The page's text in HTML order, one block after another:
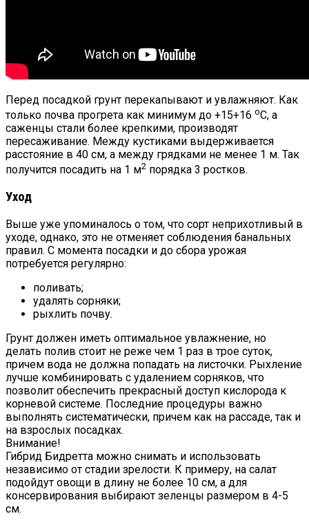
Перед посадкой грунт перекапывают и увлажняют. Как
только почва прогрета как минимум до +15+16 оС, а
саженцы стали более крепкими, производят
пересаживание. Между кустиками выдерживается
расстояние в 40 см, а между грядками не менее 1 м. Так
получится посадить на 1 м2 порядка 3 ростков.
Уход
Выше уже упоминалось о том, что сорт неприхотливый в
уходе, однако, это не отменяет соблюдения банальных
правил. С момента посадки и до сбора урожая
потребуется регулярно:
поливать;
удалять сорняки;
рыхлить почву.
Грунт должен иметь оптимальное увлажнение, но
делать полив стоит не реже чем 1 раз в трое суток,
причем вода не должна попадать на листочки. Рыхление
лучше комбинировать с удалением сорняков, что
позволит обеспечить прекрасный доступ кислорода к
корневой системе. Последние процедуры важно
выполнять систематически, причем как на рассаде, так и
на взрослых посадках.
Внимание!
Гибрид Бидретта можно снимать и использовать
независимо от стадии зрелости. К примеру, на салат
подойдут овощи в длину не более 10 см, а для
консервирования выбирают зеленцы размером в 4-5
см.